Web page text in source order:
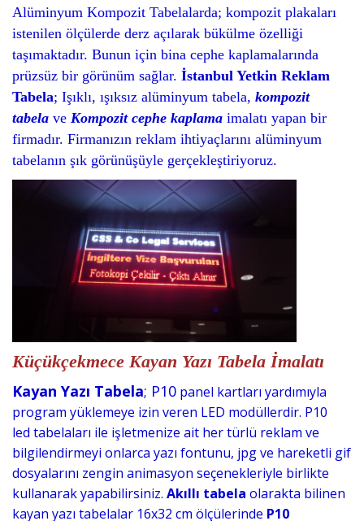
Alüminyum Kompozit Tabelalarda; kompozit plakaları
istenilen ölçülerde derz açılarak bükülme özelliği
taşımaktadır. Bunun için bina cephe kaplamalarında
prüzsüz bir görünüm sağlar. İstanbul Yetkin Reklam
Tabela; Işıklı, ışıksız alüminyum tabela, kompozit
tabela ve Kompozit cephe kaplama imalatı yapan bir
firmadır. Firmanızın reklam ihtiyaçlarını alüminyum
tabelanın şık görünüşüyle gerçekleştiriyoruz.
Küçükçekmece Kayan Yazı Tabela İmalatı
Kayan Yazı Tabela; P10 panel kartları yardımıyla
program yüklemeye izin veren LED modüllerdir. P10
led tabelaları ile işletmenize ait her türlü reklam ve
bilgilendirmeyi onlarca yazı fontunu, jpg ve hareketli gif
dosyalarını zengin animasyon seçenekleriyle birlikte
kullanarak yapabilirsiniz. Akıllı tabela olarakta bilinen
kayan yazı tabelalar 16x32 cm ölçülerinde P10